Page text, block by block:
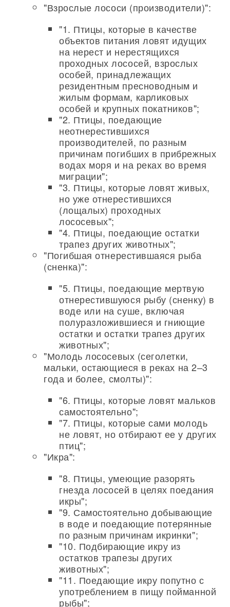
"Взрослые лососи (производители)":
"1. Птицы, которые в качестве
объектов питания ловят идущих
на нерест и нерестящихся
проходных лососей, взрослых
особей, принадлежащих
резидентным пресноводным и
жилым формам, карликовых
особей и крупных покатников";
"2. Птицы, поедающие
неотнерестившихся
производителей, по разным
причинам погибших в прибрежных
водах моря и на реках во время
миграции";
"3. Птицы, которые ловят живых,
но уже отнерестившихся
(лощалых) проходных
лососевых";
"4. Птицы, поедающие остатки
трапез других животных";
"Погибшая отнерестившаяся рыба
(сненка)":
"5. Птицы, поедающие мертвую
отнерестившуюся рыбу (сненку) в
воде или на суше, включая
полуразложившиеся и гниющие
остатки и остатки трапез других
животных";
"Молодь лососевых (сеголетки,
мальки, остающиеся в реках на 2–3
года и более, смолты)":
"6. Птицы, которые ловят мальков
самостоятельно";
"7. Птицы, которые сами молодь
не ловят, но отбирают ее у других
птиц";
"Икра":
"8. Птицы, умеющие разорять
гнезда лососей в целях поедания
икры";
"9. Самостоятельно добывающие
в воде и поедающие потерянные
по разным причинам икринки";
"10. Подбирающие икру из
остатков трапезы других
животных";
"11. Поедающие икру попутно с
употреблением в пищу пойманной
рыбы";